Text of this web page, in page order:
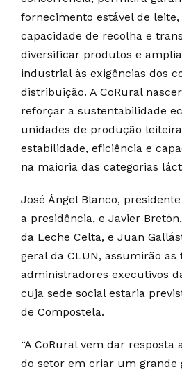
fornecimento estável de
capacidade de recolha e
diversificar produtos e
industrial às exigências dos
distribuição. A CoRural
reforçar a sustentabilidade
unidades de produção
estabilidade, eficiência e
na maioria das categorias
José Ángel Blanco,
a presidência, e Javier
da Leche Celta, e Juan
geral da CLUN, assumirão as
administradores executivos
cuja sede social estaria
de Compostela.
“A CoRural vem dar resposta
do setor em criar um grande